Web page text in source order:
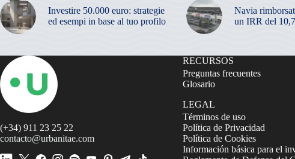
Investire 50.000 euro: strategie
ed esempi in base al tuo profilo
Navia
un IRR del
(+34) 911 23 25 22
contacto@urbanitae.com
RECURSOS
Preguntas frecuentes
Glosario
LEGAL
Términos de uso
Política de Privacidad
Política de Cookies
Información básica para el